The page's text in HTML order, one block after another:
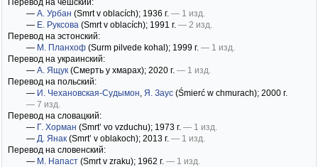
Перевод на чешский:
— А. Урбан (Smrt v oblacích); 1936 г. — 1 изд.
— Е. Руксова (Smrt v oblacích); 1991 г. — 2 изд.
Перевод на эстонский:
— М. Планхоф (Surm pilvede kohal); 1999 г. — 1 изд.
Перевод на украинский:
— А. Ящук (Смерть у хмарах); 2020 г. — 1 изд.
Перевод на польский:
— И. Чехановская-Судымон, Я. Заус (Śmierć w chmurach); 2000 г.
— 7 изд.
Перевод на словацкий:
— Г. Хорман (Smrt’ vo vzduchu); 1973 г. — 1 изд.
— Д. Янак (Smrt’ v oblakoch); 2013 г. — 1 изд.
Перевод на словенский:
— М. Напаст (Smrt v zraku); 1962 г. — 1 изд.